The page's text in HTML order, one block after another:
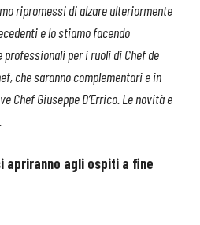
ripromessi di alzare ulteriormente
e lo stiamo facendo
per i ruoli di Chef de
che saranno complementari e in
Chef Giuseppe D’Errico.Le novità e
apriranno agli ospiti a fine